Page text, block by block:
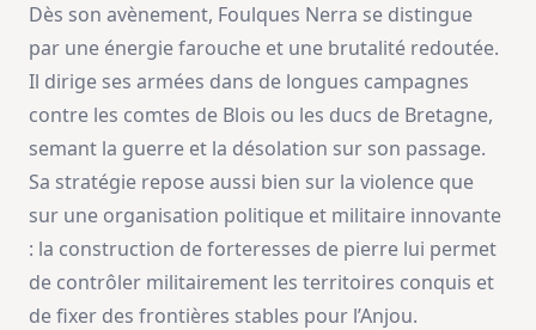
Dès son avènement, Foulques Nerra se distingue
par une énergie farouche et une brutalité redoutée.
Il dirige ses armées dans de longues campagnes
contre les comtes de Blois ou les ducs de Bretagne,
semant la guerre et la désolation sur son passage.
Sa stratégie repose aussi bien sur la violence que
sur une organisation politique et militaire innovante
: la construction de forteresses de pierre lui permet
de contrôler militairement les territoires conquis et
de fixer des frontières stables pour l’Anjou.